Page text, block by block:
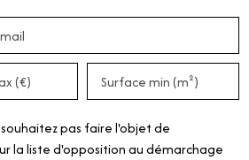
(€) Surface min (m²)
pas faire l'objet de
la liste d'opposition au démarchage